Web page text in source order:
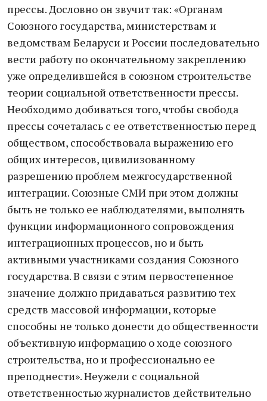
прессы. Дословно он звучит так: «Органам
Союзного государства, министерствам и
ведомствам Беларуси и России последовательно
вести работу по окончательному закреплению
уже определившейся в союзном строительстве
теории социальной ответственности прессы.
Необходимо добиваться того, чтобы свобода
прессы сочеталась с ее ответственностью перед
обществом, способствовала выражению его
общих интересов, цивилизованному
разрешению проблем межгосударственной
интеграции. Союзные СМИ при этом должны
быть не только ее наблюдателями, выполнять
функции информационного сопровождения
интеграционных процессов, но и быть
активными участниками создания Союзного
государства. В связи с этим первостепенное
значение должно придаваться развитию тех
средств массовой информации, которые
способны не только донести до общественности
объективную информацию о ходе союзного
строительства, но и профессионально ее
преподнести». Неужели с социальной
ответственностью журналистов действительно